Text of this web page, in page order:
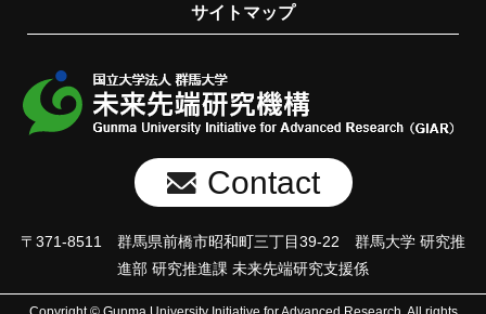
サイトマップ
Contact
〒371-8511 群馬県前橋市昭和町三丁目39-22 群馬大学 研究推
進部 研究推進課 未来先端研究支援係